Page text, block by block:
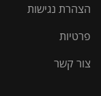
הצהרת נגישות
פרטיות
צור קשר